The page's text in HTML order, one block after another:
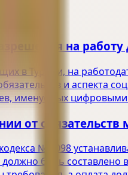
на
в Турции, на
и аспекта
именуемых
от
№ 6098
быть